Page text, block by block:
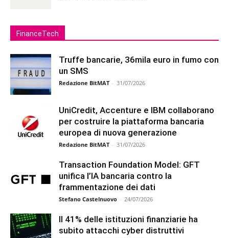
FinanceTech
Truffe bancarie, 36mila euro in fumo con
un SMS
Redazione BitMAT - 31/07/2026
UniCredit, Accenture e IBM collaborano
per costruire la piattaforma bancaria
europea di nuova generazione
Redazione BitMAT - 31/07/2026
Transaction Foundation Model: GFT
unifica l’IA bancaria contro la
frammentazione dei dati
Stefano Castelnuovo - 24/07/2026
Il 41% delle istituzioni finanziarie ha
subito attacchi cyber distruttivi